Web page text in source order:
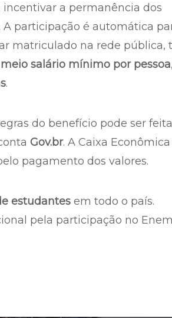
a permanência dos
A participação é automática
matriculado na rede pública,
meio salário mínimo por pessoa
.
do benefício pode ser
Gov.br. A Caixa Econômica
pagamento dos valores.
estudantes em todo o país.
pela participação no